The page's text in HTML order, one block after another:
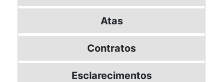
Atas
Contratos
Esclarecimentos